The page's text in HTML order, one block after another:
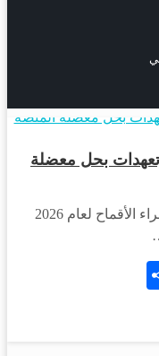
أخبار المحافظات
بحل معضلة
الحرية– حسام قره باش: يشكل موسم شراء الأقماح لعام 2026